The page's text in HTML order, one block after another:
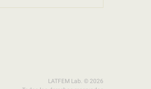
LATFEM Lab. © 2026